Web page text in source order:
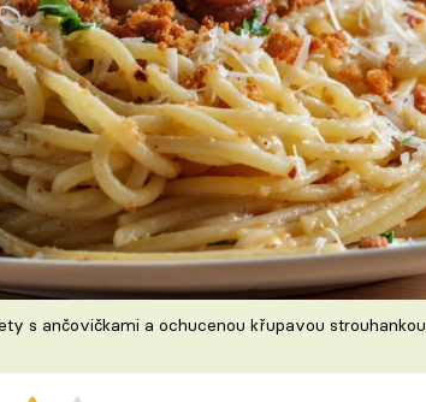
s ančovičkami a ochucenou křupavou strouhankou